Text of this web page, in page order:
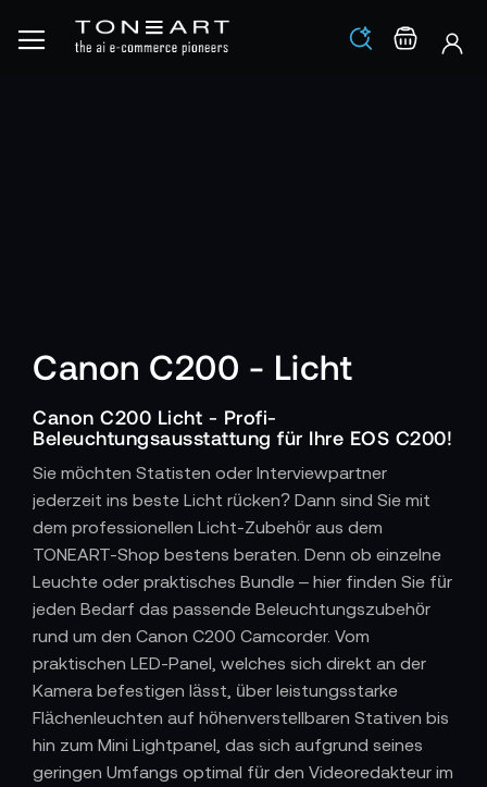
Los
Canon C200 - Licht
Canon C200 Licht - Profi-
Beleuchtungsausstattung für Ihre EOS C200!
Sie möchten Statisten oder Interviewpartner
jederzeit ins beste Licht rücken? Dann sind Sie mit
dem professionellen Licht-Zubehör aus dem
TONEART-Shop bestens beraten. Denn ob einzelne
Leuchte oder praktisches Bundle – hier finden Sie für
jeden Bedarf das passende Beleuchtungszubehör
rund um den Canon C200 Camcorder. Vom
praktischen LED-Panel, welches sich direkt an der
Kamera befestigen lässt, über leistungsstarke
Flächenleuchten auf höhenverstellbaren Stativen bis
hin zum Mini Lightpanel, das sich aufgrund seines
geringen Umfangs optimal für den Videoredakteur im